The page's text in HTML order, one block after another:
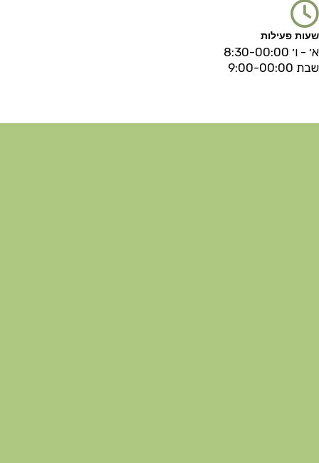
שעות פעילות
א׳ - ו׳ 8:30-00:00
שבת 9:00-00:00